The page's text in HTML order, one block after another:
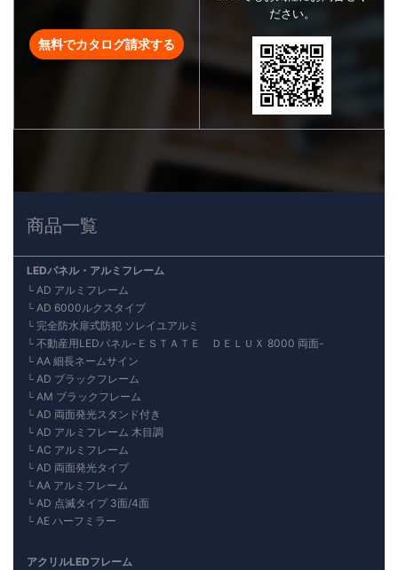
無料でカタログ請求する
ださい。
商品一覧
LEDパネル・アルミフレーム
AD アルミフレーム
AD 6000ルクスタイプ
完全防水扉式防犯 ソレイユアルミ
不動産用LEDパネル-ＥＳＴＡＴＥ ＤＥＬＵＸ 8000 両面-
AA 細長ネームサイン
AD ブラックフレーム
AM ブラックフレーム
AD 両面発光スタンド付き
AD アルミフレーム 木目調
AC アルミフレーム
AD 両面発光タイプ
AA アルミフレーム
AD 点滅タイプ 3面/4面
AE ハーフミラー
アクリルLEDフレーム